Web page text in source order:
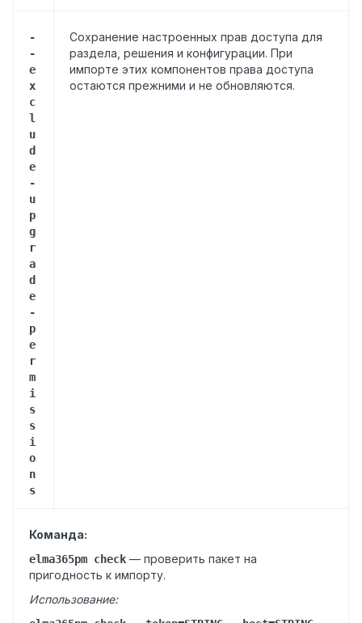
-
-
e
x
c
l
u
d
e
-
u
p
g
r
a
d
e
-
p
e
r
m
i
s
s
i
o
n
s
Сохранение настроенных прав доступа для
раздела, решения и конфигурации. При
импорте этих компонентов права доступа
остаются прежними и не обновляются.
Команда:
elma365pm check — проверить пакет на
пригодность к импорту.
Использование: